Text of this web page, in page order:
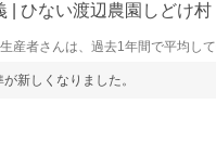
| ひない渡辺農園しどけ村
産者さんは、過去1年間で平均し
新しくなりました。